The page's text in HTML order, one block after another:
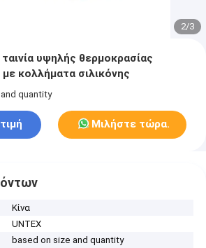
2/3
υψηλής θερμοκρασίας
κολλήματα σιλικόνης
quantity
Μιλήστε τώρα.
Κίνα
UNTEX
based on size and quantity